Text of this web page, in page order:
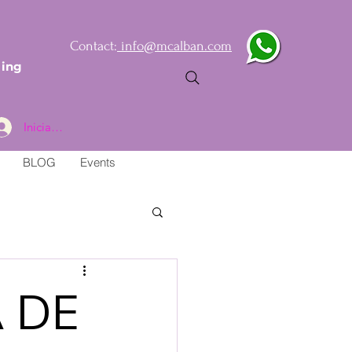
Contact: info@mcalban.com
Iniciar sesión
BLOG Events
DE